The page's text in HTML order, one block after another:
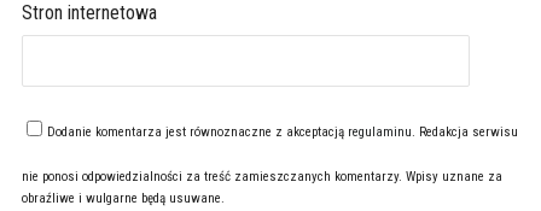
Stron internetowa
Dodanie komentarza jest równoznaczne z akceptacją regulaminu. Redakcja serwisu
nie ponosi odpowiedzialności za treść zamieszczanych komentarzy. Wpisy uznane za
obraźliwe i wulgarne będą usuwane.